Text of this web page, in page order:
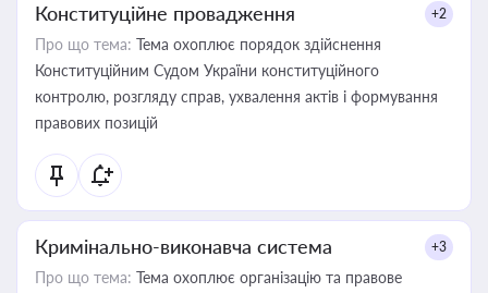
Конституційне провадження +2
Про що тема: Тема охоплює порядок здійснення
Конституційним Судом України конституційного
контролю, розгляду справ, ухвалення актів і формування
правових позицій
Кримінально-виконавча система +3
Про що тема: Тема охоплює організацію та правове